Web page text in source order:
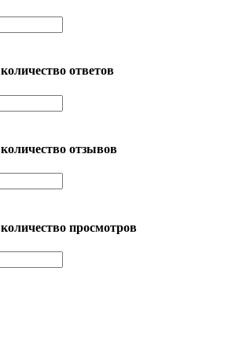
ответов
отзывов
просмотров